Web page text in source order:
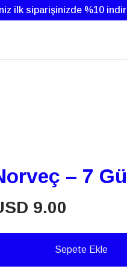
ilk siparişinizde %10
– 7
9.00
Sepete Ekle